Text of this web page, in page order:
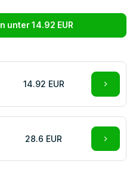
unter 14.92 EUR
14.92 EUR
28.6 EUR